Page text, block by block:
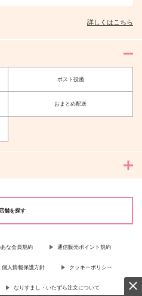
詳しくはこちら
ポスト投函
おまとめ配送
店舗を探す
な会員規約 通信販売ポイント規約
個人情報保護方針 クッキーポリシー
なりすまし・いたずら注文について